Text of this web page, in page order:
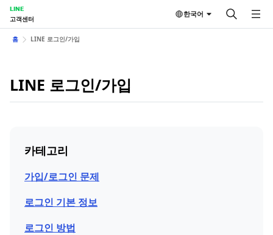
LINE
고객센터
한국어
홈 LINE 로그인/가입
LINE 로그인/가입
카테고리
가입/로그인 문제
로그인 기본 정보
로그인 방법